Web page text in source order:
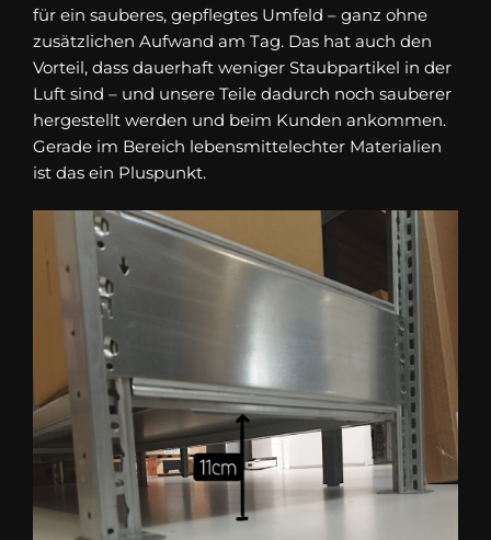
für ein sauberes, gepflegtes Umfeld – ganz ohne
zusätzlichen Aufwand am Tag. Das hat auch den
Vorteil, dass dauerhaft weniger Staubpartikel in der
Luft sind – und unsere Teile dadurch noch sauberer
hergestellt werden und beim Kunden ankommen.
Gerade im Bereich lebensmittelechter Materialien
ist das ein Pluspunkt.